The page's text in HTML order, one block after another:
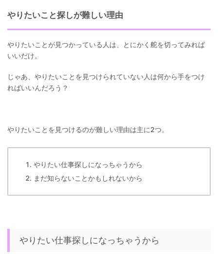
やりたいこと探しが難しい理由
やりたいことが見つかっている人は、とにかく舵を切ってみれば
いいだけ。
じゃあ、やりたいことを見つけられていない人は何から手をつけ
ればいいんだろう？
やりたいことを見つけるのが難しい理由は主に2つ。
やりたい仕事探しになっちゃうから
まだ知らないことかもしれないから
やりたい仕事探しになっちゃうから